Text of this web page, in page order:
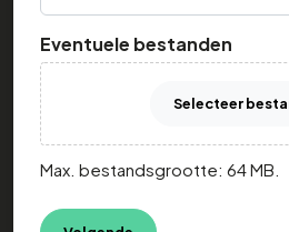
Eventuele bestanden
Selecteer
Max. bestandsgrootte: 64 MB.